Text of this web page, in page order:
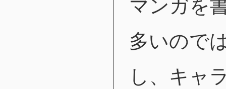
マンガを
多いので
し、キャ